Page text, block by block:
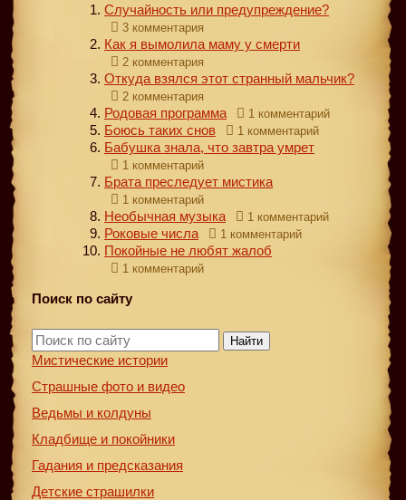
Случайность или предупреждение?
3 комментария
Как я вымолила маму у смерти
2 комментария
Откуда взялся этот странный мальчик?
2 комментария
Родовая программа 1 комментарий
Боюсь таких снов 1 комментарий
Бабушка знала, что завтра умрет
1 комментарий
Брата преследует мистика
1 комментарий
Необычная музыка 1 комментарий
Роковые числа 1 комментарий
Покойные не любят жалоб
1 комментарий
Поиск по сайту
Найти
Мистические истории
Страшные фото и видео
Ведьмы и колдуны
Кладбище и покойники
Гадания и предсказания
Детские страшилки